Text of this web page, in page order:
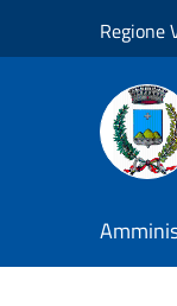
Regione